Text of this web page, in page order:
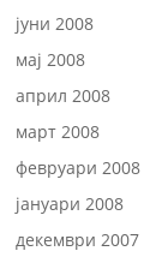
јуни 2008
мај 2008
април 2008
март 2008
февруари 2008
јануари 2008
декември 2007